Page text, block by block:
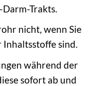
Trakts.
nicht, wenn Sie
Inhaltsstoffe sind.
während der
sofort ab und